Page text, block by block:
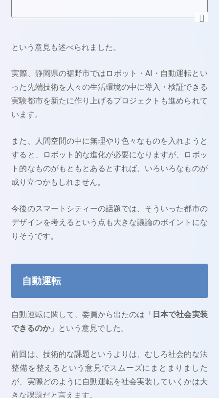
という意見も述べられました。
実際、静岡県の裾野市ではロボット・AI・自動運転とい
った先端技術を人々の生活環境の中に導入・検証できる
実験都市を新たに作り上げるプロジェクトも進められて
います。
また、人間空間の中に無理やり色々なものを入れようと
すると、ロボット的な進化が必要になりますが、ロボッ
ト的なものがもともとあるとすれば、いろいろなものが
成り立つかもしれません。
今後のスマートシティーの話題では、そういった都市の
デザインを考えるという点も大きな議論のポイントにな
りそうです。
自動運転
自動運転に関して、委員から出たのは「 日本で社会実装
できるのか」という意見でした。
前回は、技術的な課題というよりは、むしろ社会的な法
整備を整えるという意見でスムーズにまとまりました
が、実際どのように自動運転を社会実装していくかは大
きな課題だと言えます。